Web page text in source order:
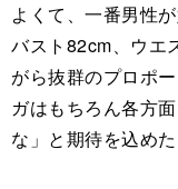
よくて、一番男性
バスト82cm、ウエ
がら抜群のプロポ
ガはもちろん各方
な」と期待を込めた